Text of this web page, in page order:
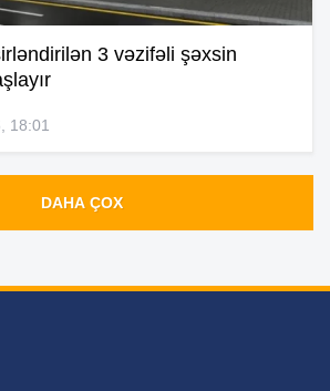
3 vəzifəli şəxsin
18:01
DAHA ÇOX